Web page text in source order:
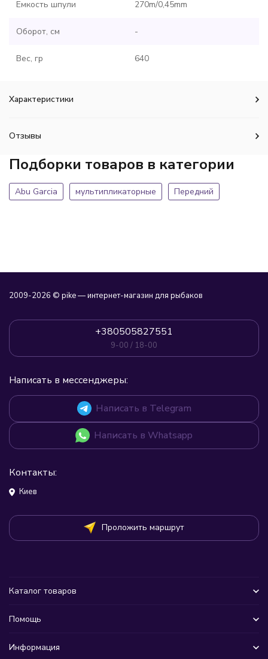
Емкость шпули 270m/0,45mm
Оборот, см -
Вес, гр 640
Характеристики
Отзывы
Подборки товаров в категории
Abu Garcia мультипликаторные Передний
2009-2026 © pike — интернет-магазин для рыбаков
+380505827551
9-00 / 18-00
Написать в мессенджеры:
Написать в Telegram
Написать в Whatsapp
Контакты:
Киев
Проложить маршрут
Каталог товаров
Помощь
Информация